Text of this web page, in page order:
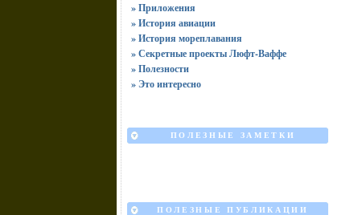
» Приложения
» История авиации
» История мореплавания
» Секретные проекты Люфт-Ваффе
» Полезности
» Это интересно
ПОЛЕЗНЫЕ ЗАМЕТКИ
ПОЛЕЗНЫЕ ПУБЛИКАЦИИ